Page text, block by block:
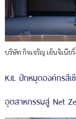
บริษัท กิจเจริญ เอ็นจิเนีย
KJL ปักหมุดองค์กรสี
อุตสาหกรรมสู่ Net